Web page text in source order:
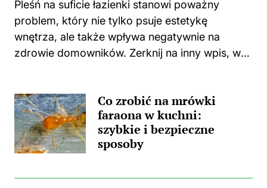
Pleśń na suficie łazienki stanowi poważny
problem, który nie tylko psuje estetykę
wnętrza, ale także wpływa negatywnie na
zdrowie domowników. Zerknij na inny wpis, w
nieprzyjemna towarzyszka? Główną
przyczyną...
Co zrobić na mrówki
faraona w kuchni:
szybkie i bezpieczne
sposoby